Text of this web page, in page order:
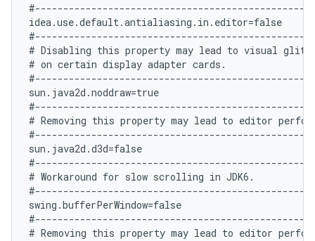
idea.use.default.antialiasing.in.editor=false
# Disabling this property may lead to visual
# on certain display adapter cards.
sun.java2d.noddraw=true
# Removing this property may lead to editor
sun.java2d.d3d=false
# Workaround for slow scrolling in JDK6.
swing.bufferPerWindow=false
# Removing this property may lead to editor